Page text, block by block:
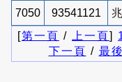
7050 93541121
[第一頁 / 上一頁]
下一頁 / 最